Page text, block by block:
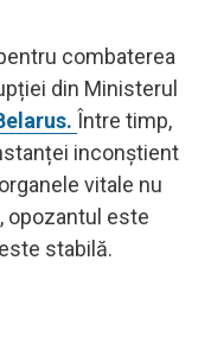
combaterea
din Ministerul
Între timp,
inconștient
vitale nu
opozantul este
stabilă.